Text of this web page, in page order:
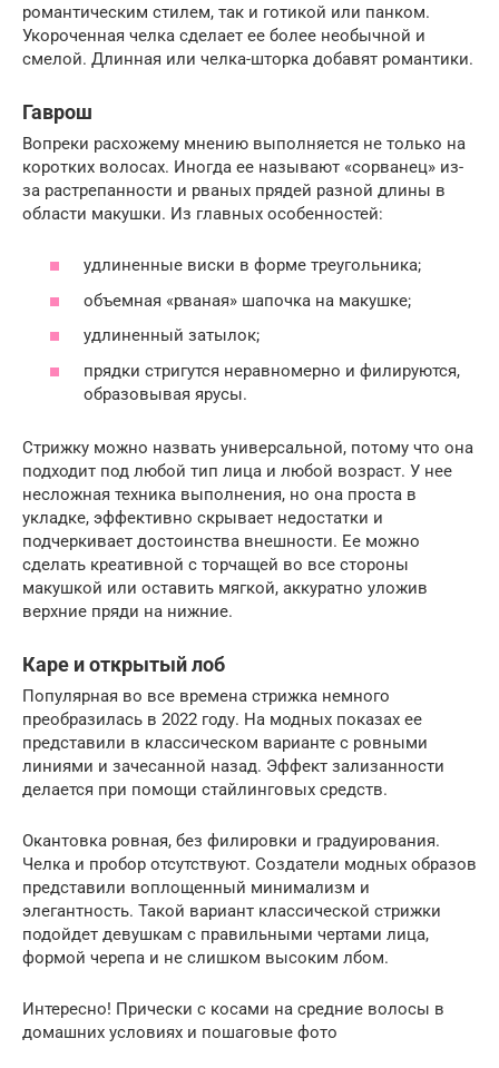
романтическим стилем, так и готикой или панком.
Укороченная челка сделает ее более необычной и
смелой. Длинная или челка-шторка добавят романтики.
Гаврош
Вопреки расхожему мнению выполняется не только на
коротких волосах. Иногда ее называют «сорванец» из-
за растрепанности и рваных прядей разной длины в
области макушки. Из главных особенностей:
удлиненные виски в форме треугольника;
объемная «рваная» шапочка на макушке;
удлиненный затылок;
прядки стригутся неравномерно и филируются,
образовывая ярусы.
Стрижку можно назвать универсальной, потому что она
подходит под любой тип лица и любой возраст. У нее
несложная техника выполнения, но она проста в
укладке, эффективно скрывает недостатки и
подчеркивает достоинства внешности. Ее можно
сделать креативной с торчащей во все стороны
макушкой или оставить мягкой, аккуратно уложив
верхние пряди на нижние.
Каре и открытый лоб
Популярная во все времена стрижка немного
преобразилась в 2022 году. На модных показах ее
представили в классическом варианте с ровными
линиями и зачесанной назад. Эффект зализанности
делается при помощи стайлинговых средств.
Окантовка ровная, без филировки и градуирования.
Челка и пробор отсутствуют. Создатели модных образов
представили воплощенный минимализм и
элегантность. Такой вариант классической стрижки
подойдет девушкам с правильными чертами лица,
формой черепа и не слишком высоким лбом.
Интересно! Прически с косами на средние волосы в
домашних условиях и пошаговые фото